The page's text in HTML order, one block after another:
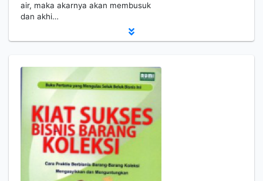
air, maka akarnya akan membusuk
dan akhi…